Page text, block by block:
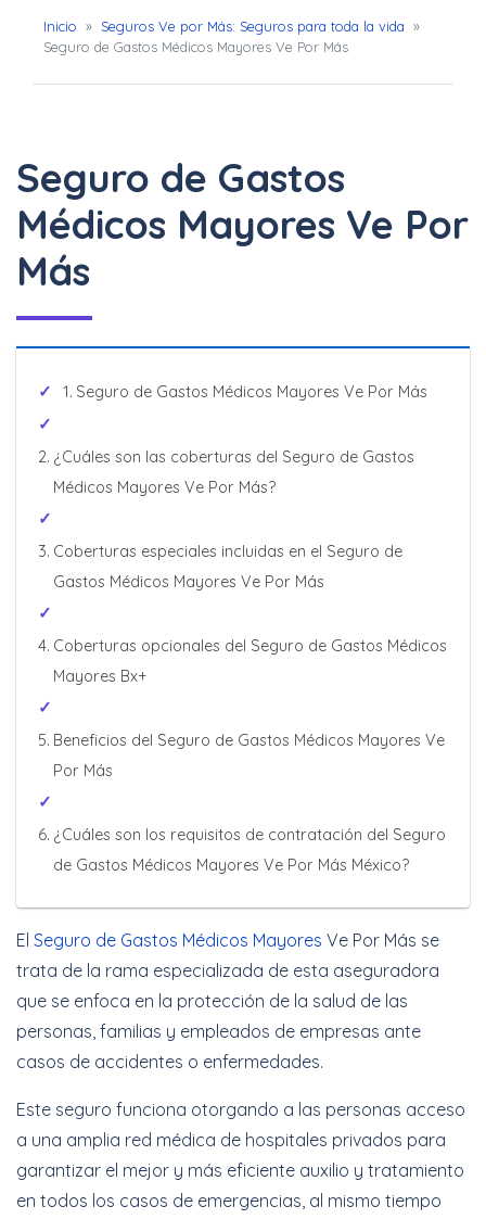
Inicio » Seguros Ve por Más: Seguros para toda la vida »
Seguro de Gastos Médicos Mayores Ve Por Más
Seguro de Gastos
Médicos Mayores Ve Por
Más
Seguro de Gastos Médicos Mayores Ve Por Más
¿Cuáles son las coberturas del Seguro de Gastos
Médicos Mayores Ve Por Más?
Coberturas especiales incluidas en el Seguro de
Gastos Médicos Mayores Ve Por Más
Coberturas opcionales del Seguro de Gastos Médicos
Mayores Bx+
Beneficios del Seguro de Gastos Médicos Mayores Ve
Por Más
¿Cuáles son los requisitos de contratación del Seguro
de Gastos Médicos Mayores Ve Por Más México?
El Seguro de Gastos Médicos Mayores Ve Por Más se
trata de la rama especializada de esta aseguradora
que se enfoca en la protección de la salud de las
personas, familias y empleados de empresas ante
casos de accidentes o enfermedades.
Este seguro funciona otorgando a las personas acceso
a una amplia red médica de hospitales privados para
garantizar el mejor y más eficiente auxilio y tratamiento
en todos los casos de emergencias, al mismo tiempo